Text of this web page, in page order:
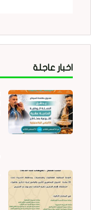
اخبار عاجلة